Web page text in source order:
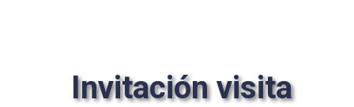
Invitación visita